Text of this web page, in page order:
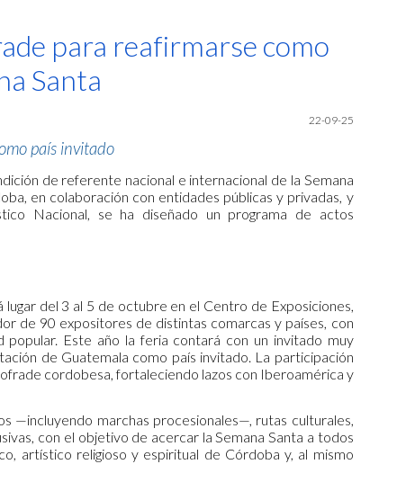
para reafirmarse como
Santa
22-09-25
país invitado
de referente nacional e internacional de la Semana
en colaboración con entidades públicas y privadas, y
Nacional, se ha diseñado un programa de actos
del 3 al 5 de octubre en el Centro de Exposiciones,
de 90 expositores de distintas comarcas y países, con
Este año la feria contará con un invitado muy
de Guatemala como país invitado. La participación
cordobesa, fortaleciendo lazos con Iberoamérica y
—incluyendo marchas procesionales—, rutas culturales,
con el objetivo de acercar la Semana Santa a todos
artístico religioso y espiritual de Córdoba y, al mismo